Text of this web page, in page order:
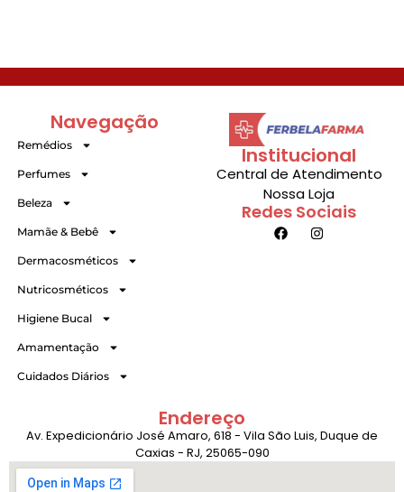
Institucional
Central de Atendimento
Nossa Loja
Redes Sociais
Navegação
Remédios
Perfumes
Beleza
Mamãe & Bebê
Dermacosméticos
Nutricosméticos
Higiene Bucal
Amamentação
Cuidados Diários
Endereço
Av. Expedicionário José Amaro, 618 - Vila São Luis, Duque de
Caxias - RJ, 25065-090